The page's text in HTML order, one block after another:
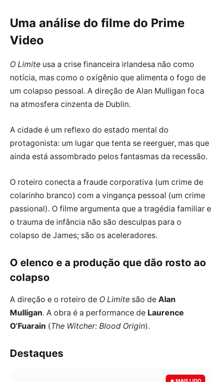
Uma análise do filme do Prime
Video
O Limite usa a crise financeira irlandesa não como
notícia, mas como o oxigênio que alimenta o fogo de
um colapso pessoal. A direção de Alan Mulligan foca
na atmosfera cinzenta de Dublin.
A cidade é um reflexo do estado mental do
protagonista: um lugar que tenta se reerguer, mas que
ainda está assombrado pelos fantasmas da recessão.
O roteiro conecta a fraude corporativa (um crime de
colarinho branco) com a vingança pessoal (um crime
passional). O filme argumenta que a tragédia familiar e
o trauma de infância não são desculpas para o
colapso de James; são os aceleradores.
O elenco e a produção que dão rosto ao
colapso
A direção e o roteiro de O Limite são de Alan
Mulligan. A obra é a performance de Laurence
O’Fuarain (The Witcher: Blood Origin).
Destaques